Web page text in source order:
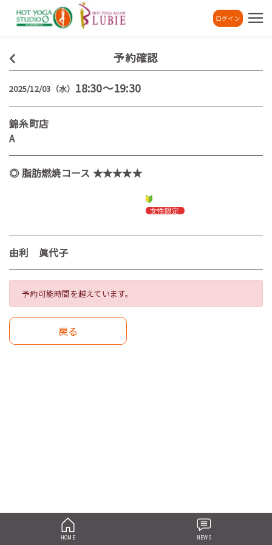
ログイン
予約確認
2025/12/03（水） 18:30～19:30
錦糸町店
A
◎ 脂肪燃焼コース ★★★★★
由利 眞代子
予約可能時間を越えています。
戻る
HOME NEWS